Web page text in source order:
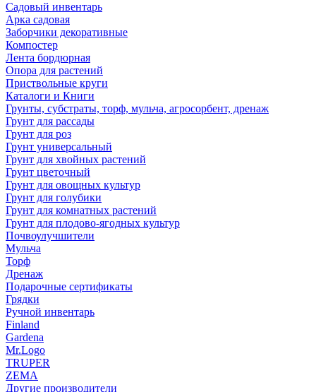
Садовый инвентарь
Арка садовая
Заборчики декоративные
Компостер
Лента бордюрная
Опора для растений
Приствольные круги
Каталоги и Книги
Грунты, субстраты, торф, мульча, агросорбент, дренаж
Грунт для рассады
Грунт для роз
Грунт универсальный
Грунт для хвойных растений
Грунт цветочный
Грунт для овощных культур
Грунт для голубики
Грунт для комнатных растений
Грунт для плодово-ягодных культур
Почвоулучшители
Мульча
Торф
Дренаж
Подарочные сертификаты
Грядки
Ручной инвентарь
Finland
Gardena
Mr.Logo
TRUPER
ZEMA
Другие производители